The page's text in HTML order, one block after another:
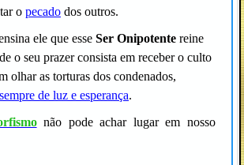
o pecado dos outros.
ele que esse Ser Onipotente reine
o seu prazer consista em receber o culto
olhar as torturas dos condenados,
de luz e esperança.
não pode achar lugar em nosso